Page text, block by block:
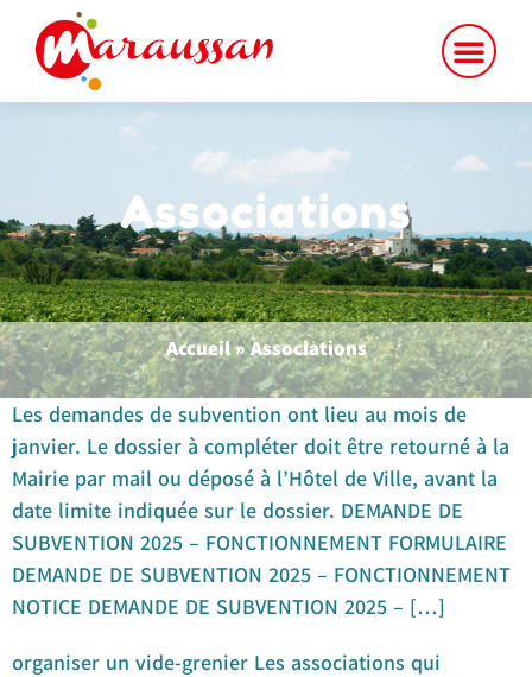
principal
Associations
Accueil»Associations
Les demandes de subvention ont lieu au mois de
janvier. Le dossier à compléter doit être retourné à la
Mairie par mail ou déposé à l’Hôtel de Ville, avant la
date limite indiquée sur le dossier. DEMANDE DE
SUBVENTION 2025 – FONCTIONNEMENT FORMULAIRE
DEMANDE DE SUBVENTION 2025 – FONCTIONNEMENT
NOTICE DEMANDE DE SUBVENTION 2025 – […]
organiser un vide-grenier Les associations qui